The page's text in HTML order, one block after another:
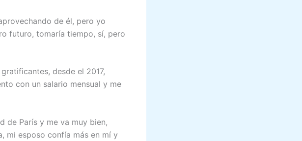
de él, pero yo
futuro, tomaría tiempo, sí, pero
desde el 2017,
con un salario mensual y me
de París y me va muy bien,
mi esposo confía más en mí y